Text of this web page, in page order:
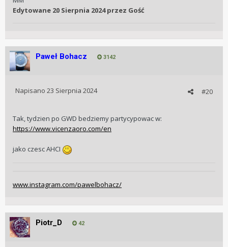
Edytowane 20 Sierpnia 2024przez Gość
Paweł Bohacz 3142
#20
Napisano 23 Sierpnia 2024
Tak, tydzien po GWD bedziemy partycypowac w:
https://www.vicenzaoro.com/en
jako czesc AHCI
www.instagram.com/pawelbohacz/
Piotr_D 42